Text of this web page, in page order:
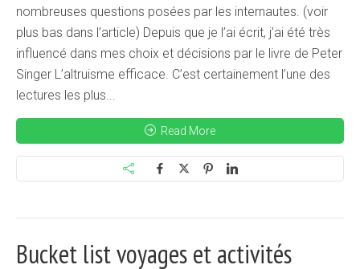
nombreuses questions posées par les internautes. (voir
plus bas dans l’article) Depuis que je l’ai écrit, j’ai été très
influencé dans mes choix et décisions par le livre de Peter
Singer L’altruisme efficace. C’est certainement l’une des
lectures les plus...
Read More
Bucket list voyages et activités